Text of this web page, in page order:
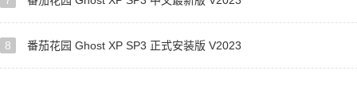
8 番茄花园 Ghost XP SP3 正式安装版 V2023